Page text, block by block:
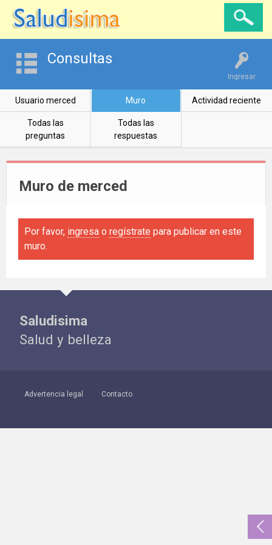
Ingresar
Consultas
Usuario merced Muro Actividad reciente
Todas las
preguntas
Todas las
respuestas
Muro de merced
Por favor, ingresa o regístrate para publicar en este
muro.
Saludisima
Salud y belleza
Advertencia legal Contacto